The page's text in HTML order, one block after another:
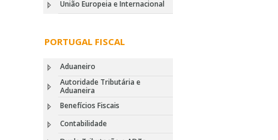
União Europeia e Internacional
PORTUGAL FISCAL
Aduaneiro
Autoridade Tributária e
Aduaneira
Benefícios Fiscais
Contabilidade